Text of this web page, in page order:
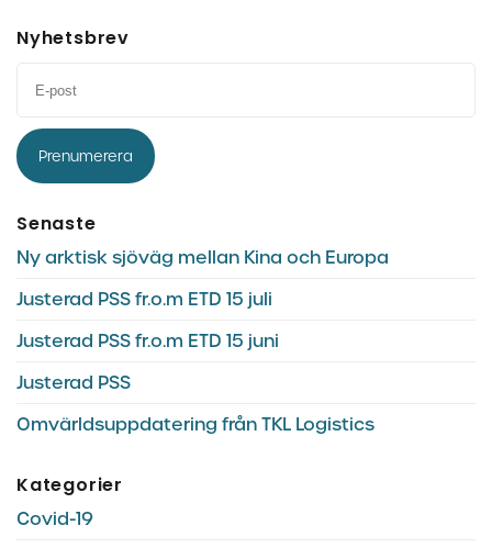
Nyhetsbrev
Prenumerera
Senaste
Ny arktisk sjöväg mellan Kina och Europa
Justerad PSS fr.o.m ETD 15 juli
Justerad PSS fr.o.m ETD 15 juni
Justerad PSS
Omvärldsuppdatering från TKL Logistics
Kategorier
Covid-19